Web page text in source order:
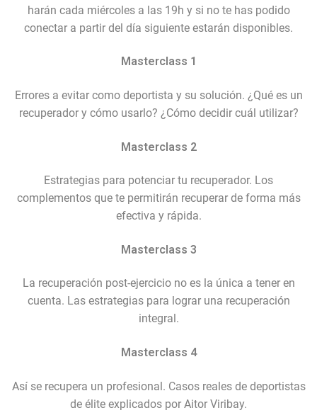
harán cada miércoles a las 19h y si no te has podido
conectar a partir del día siguiente estarán disponibles.
Masterclass 1
Errores a evitar como deportista y su solución. ¿Qué es un
recuperador y cómo usarlo? ¿Cómo decidir cuál utilizar?
Masterclass 2
Estrategias para potenciar tu recuperador. Los
complementos que te permitirán recuperar de forma más
efectiva y rápida.
Masterclass 3
La recuperación post-ejercicio no es la única a tener en
cuenta. Las estrategias para lograr una recuperación
integral.
Masterclass 4
Así se recupera un profesional. Casos reales de deportistas
de élite explicados por Aitor Viribay.